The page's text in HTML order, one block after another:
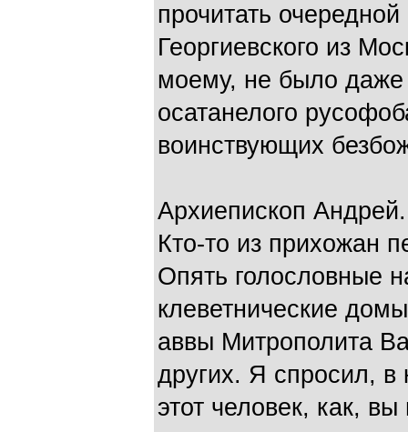
прочитать
Георгиевского из
моему, не было даже
осатанелого
воинствующих
Архиепископ Андрей.
Кто-то из прихожан
Опять голословные
клеветнические
аввы Митрополита
других. Я спросил, в
этот человек, как, вы